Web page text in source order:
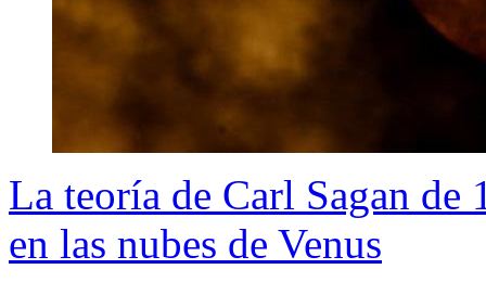
La teoría de Carl Sagan de
en las nubes de Venus